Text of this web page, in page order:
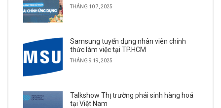
THÁNG 10 7, 2025
Samsung tuyển dụng nhân viên chính
thức làm việc tại TP.HCM
THÁNG 9 19, 2025
Talkshow Thị trường phái sinh hàng hoá
tại Việt Nam